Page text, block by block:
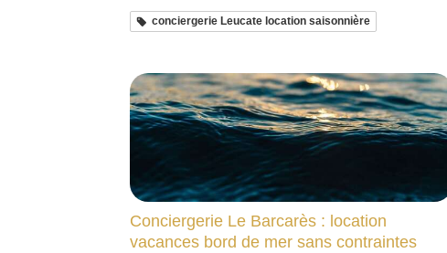
conciergerie Leucate location saisonnière
Conciergerie Le Barcarès : location
vacances bord de mer sans contraintes